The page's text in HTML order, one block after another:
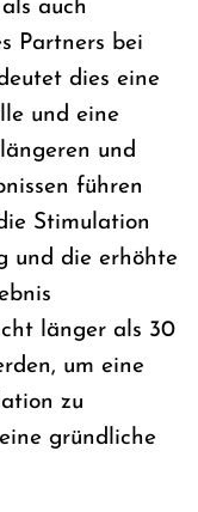
auch
Partners bei
dies eine
und eine
und
führen
Stimulation
und die erhöhte
länger als 30
um eine
zu
gründliche